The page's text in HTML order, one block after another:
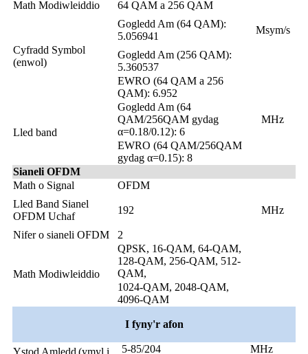
Math Modiwleiddio 64 QAM a 256 QAM
Cyfradd Symbol
(enwol)
Gogledd Am (64 QAM):
5.056941
Msym/s
Gogledd Am (256 QAM):
5.360537
EWRO (64 QAM a 256
QAM): 6.952
Lled band
Gogledd Am (64
QAM/256QAM gydag
α=0.18/0.12): 6
MHz
EWRO (64 QAM/256QAM
gydag α=0.15): 8
Sianeli OFDM
Math o Signal
OFDM
Lled Band Sianel
OFDM Uchaf
192 MHz
Nifer o sianeli OFDM 2
Math Modiwleiddio
QPSK, 16-QAM, 64-QAM,
128-QAM, 256-QAM, 512-
QAM,
1024-QAM, 2048-QAM,
4096-QAM
I fyny'r afon
5-85/204
MHz